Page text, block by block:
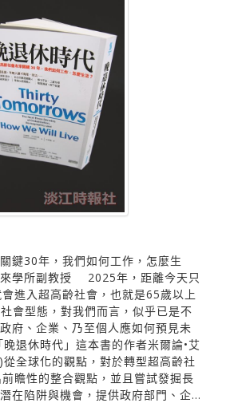
鍵30年，我們如何工作，怎麼生
學所副教授 2025年，距離今天只
進入超高齡社會，也就是65歲以上
會型態，對我們而言，似乎已是不
府、企業、乃至個人應如何預見未
退休時代」這本書的作者米爾論•艾
全球化的觀點，對於轉型超高齡社
瞻性的整合觀點，並且嘗試發掘長
在陷阱與機會，提供政府部門、企...